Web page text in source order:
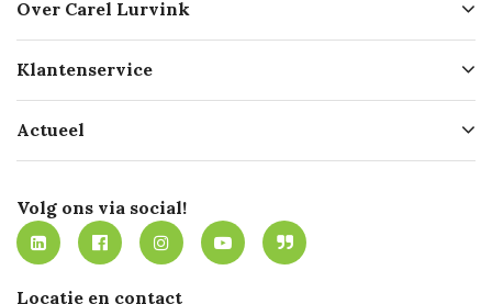
Over Carel Lurvink
Geschiedenis
Missie
Werken bij Carel Lurvink
MVO
Klantenservice
Bezorgen
Mijn Carel Lurvink
Mijn Carel Lurvink instructievideo's
Carel Lurvink App
Hulp op afstand
Actueel
Innovation LAB
Tevreden klanten
Carel Lurvink Blog
Carel de podcast
Volg ons via social!
Locatie en contact